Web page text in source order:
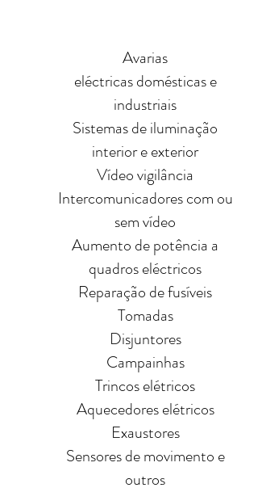
Avarias
eléctricas domésticas e
industriais
Sistemas de iluminação
interior e exterior
Vídeo vigilância
Intercomunicadores com ou
sem vídeo
Aumento de potência a
quadros eléctricos
Reparação de fusíveis
Tomadas
Disjuntores
Campainhas
Trincos elétricos
Aquecedores elétricos
Exaustores
Sensores de movimento e
outros